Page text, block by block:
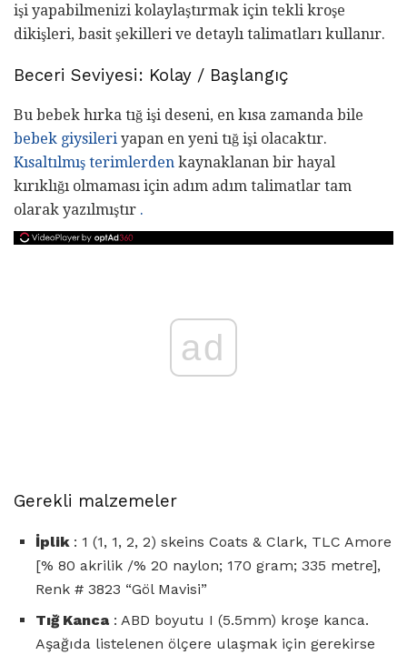
işi yapabilmenizi kolaylaştırmak için tekli kroşe
dikişleri, basit şekilleri ve detaylı talimatları kullanır.
Beceri Seviyesi: Kolay / Başlangıç
Bu bebek hırka tığ işi deseni, en kısa zamanda bile
bebek giysileri yapan en yeni tığ işi olacaktır.
Kısaltılmış terimlerden kaynaklanan bir hayal
kırıklığı olmaması için adım adım talimatlar tam
olarak yazılmıştır .
ad
Gerekli malzemeler
İplik: 1 (1, 1, 2, 2) skeins Coats & Clark, TLC Amore
[% 80 akrilik /% 20 naylon; 170 gram; 335 metre],
Renk # 3823 “Göl Mavisi”
Tığ Kanca: ABD boyutu I (5.5mm) kroşe kanca.
Aşağıda listelenen ölçere ulaşmak için gerekirse